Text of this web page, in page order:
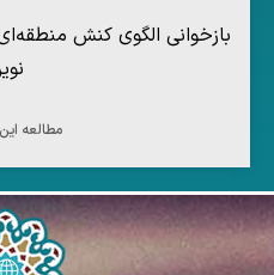
بازخوانی الگوی کنش
مطالعه